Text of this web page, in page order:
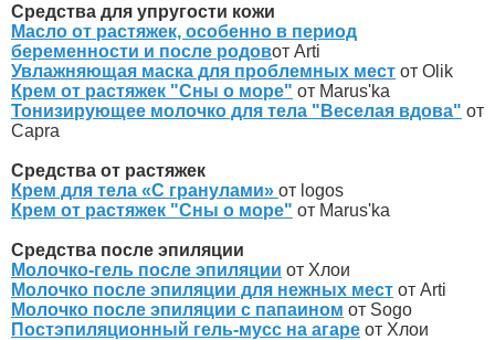
Средства для упругости кожи
Масло от растяжек, особенно в период
беременности и после родовот Arti
Увлажняющая маска для проблемных мест от Olik
Крем от растяжек "Сны о море" от Marus'ka
Тонизирующее молочко для тела "Веселая вдова" от
Capra
Средства от растяжек
Крем для тела «С гранулами» от logos
Крем от растяжек "Сны о море" от Marus'ka
Средства после эпиляции
Молочко-гель после эпиляции от Хлои
Молочко после эпиляции для нежных мест от Arti
Молочко после эпиляции с папаином от Sogo
Постэпиляционный гель-мусс на агаре от Хлои